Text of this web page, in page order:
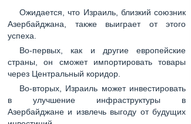
Ожидается, что Израиль, близкий союзник
Азербайджана, также выиграет от этого
успеха.
Во-первых, как и другие европейские
страны, он сможет импортировать товары
через Центральный коридор.
Во-вторых, Израиль может инвестировать
в улучшение инфраструктуры в
Азербайджане и извлечь выгоду от будущих